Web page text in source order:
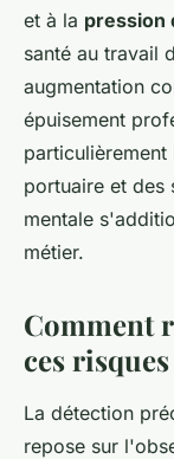
et à la pression
santé au travail
augmentation
épuisement
particulièrement
portuaire et des
mentale
métier.
Comment
ces
La détection
repose sur